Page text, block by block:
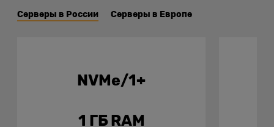
Серверы в России Серверы в Европе
NVMe/1+
1 ГБ RAM